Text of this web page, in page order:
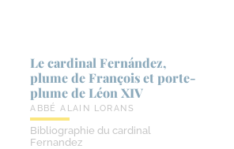
Le cardinal Fernández,
plume de François et porte-​
plume de Léon XIV
ABBÉ ALAIN LORANS
Bibliographie du cardinal
Fernandez